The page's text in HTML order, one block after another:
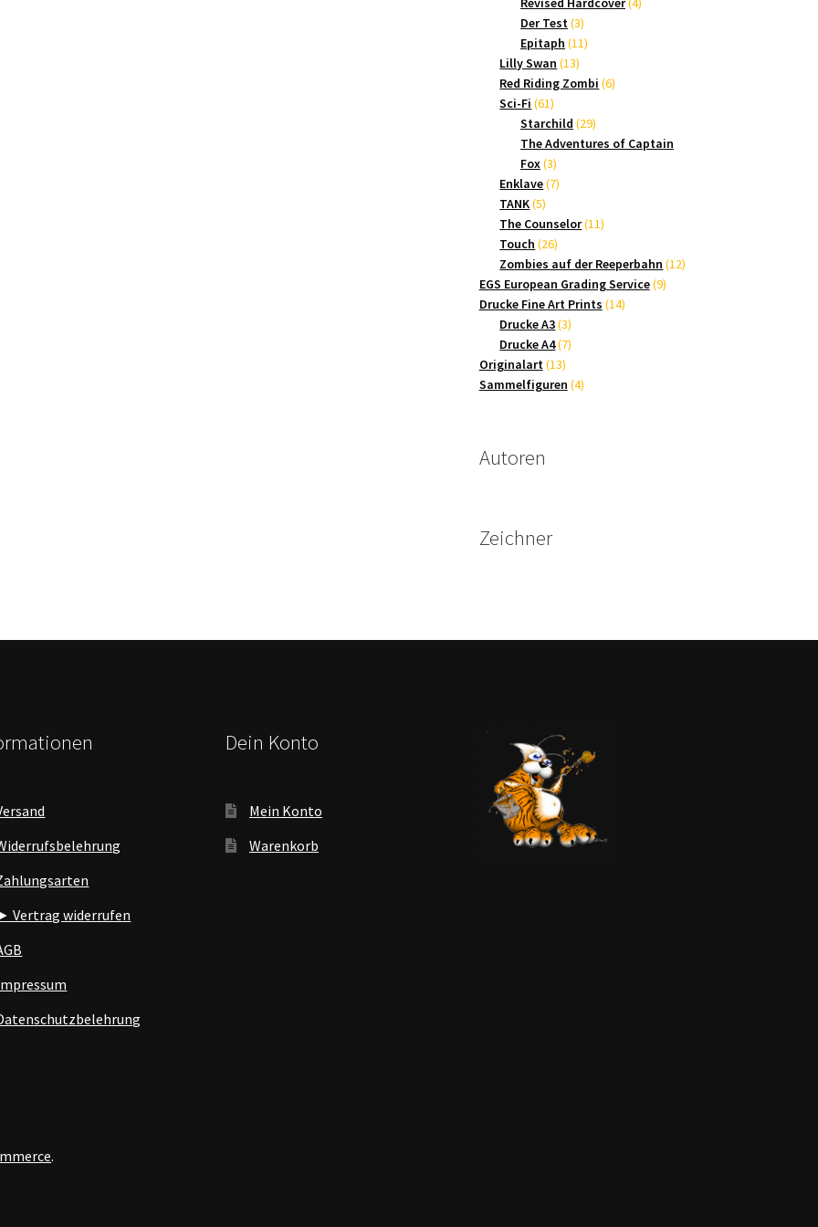
Der Test 33
Produkte
Epitaph 1111
Lilly Swan 1313
Produkte
Red Riding Zombi 66
Sci-Fi 6161
Produkte
Starchild 2929
Produkte
The Adventures of Captain
Fox 33
Produkte
Enklave 77
TANK 55
Produkte
The Counselor 1111
Touch 2626
Produkte
Zombies auf der Reeperbahn 1212
EGS European Grading Service 99
Drucke Fine Art Prints 1414
Drucke A3 33
Produkte
Drucke A4 77
Originalart 1313
Produkte
Sammelfiguren 44
Autoren
Zeichner
Vertrag widerrufen
Dein Konto
Mein Konto
Warenkorb
.